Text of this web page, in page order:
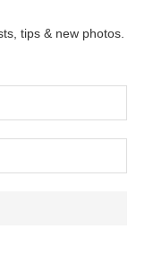
tips & new photos.